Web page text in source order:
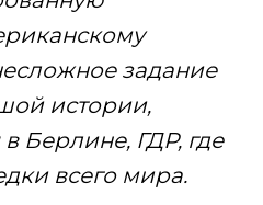
задание
истории,
Берлине, ГДР, где
всего мира.